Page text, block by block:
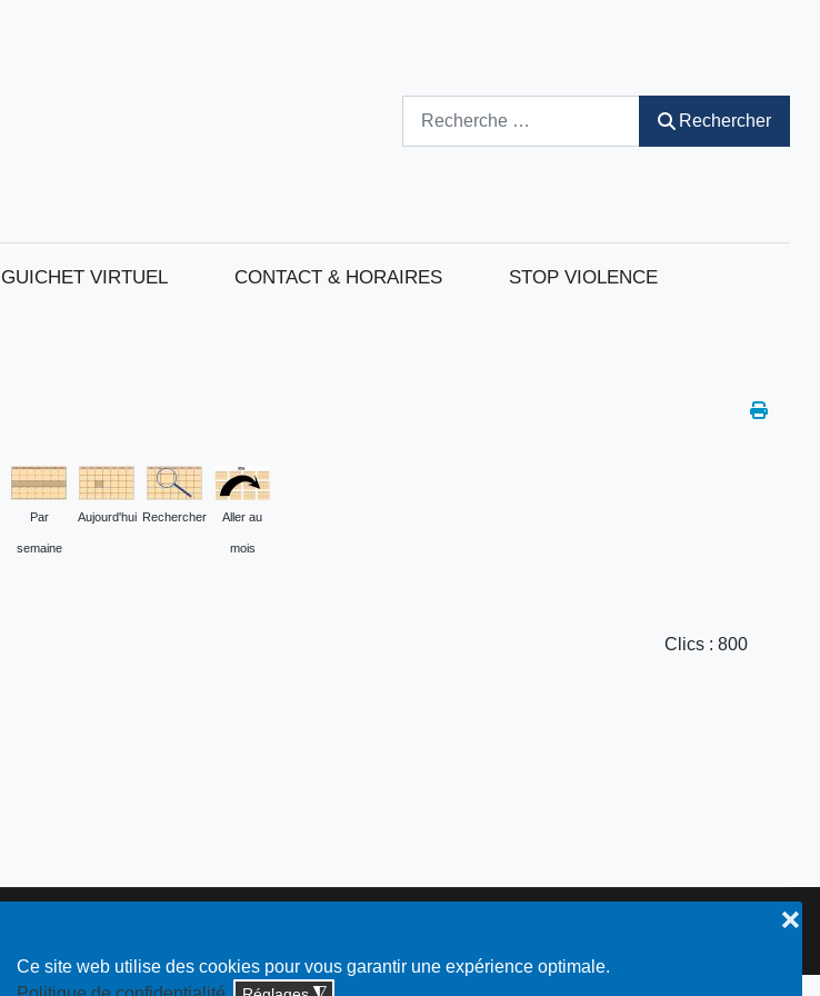
Ce site web utilise des cookies pour vous garantir une expérience optimale.
❌
Rechercher
GUICHET VIRTUEL CONTACT & HORAIRES STOP VIOLENCE
Par
semaine
Aujourd'hui Rechercher Aller au
mois
Clics: 800